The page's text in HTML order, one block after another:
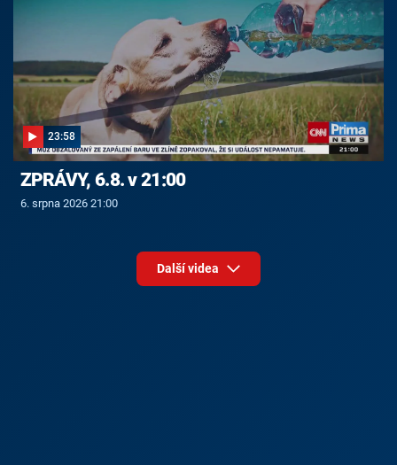
23:58
ZPRÁVY, 6.8. v 21:00
6. srpna 2026 21:00
Další videa